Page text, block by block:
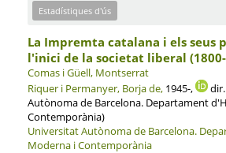
Estadístiques d'ús
La Impremta catalana i els seus
l'inici de la societat liberal
Comas i Güell, Montserrat
Riquer i Permanyer, Borja de,1945-,
dir.
Autònoma de Barcelona. Departament
Contemporània)
Universitat Autònoma de Barcelona.
Moderna i Contemporània